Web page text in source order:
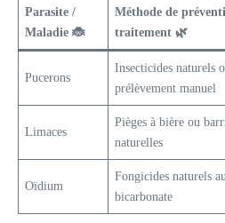
Parasite /
Maladie 🐞
Méthode de
traitement 🌿
Pucerons
Insecticides naturels
prélèvement manuel
Limaces
Pièges à bière ou
naturelles
Oïdium
Fongicides naturels
bicarbonate